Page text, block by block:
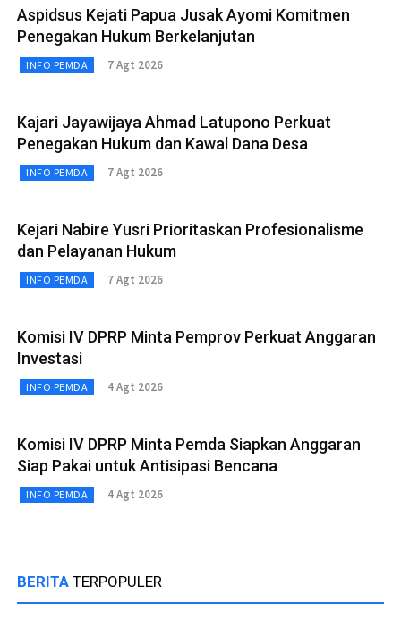
Aspidsus Kejati Papua Jusak Ayomi Komitmen
Penegakan Hukum Berkelanjutan
INFO PEMDA 7 Agt 2026
Kajari Jayawijaya Ahmad Latupono Perkuat
Penegakan Hukum dan Kawal Dana Desa
INFO PEMDA 7 Agt 2026
Kejari Nabire Yusri Prioritaskan Profesionalisme
dan Pelayanan Hukum
INFO PEMDA 7 Agt 2026
Komisi IV DPRP Minta Pemprov Perkuat Anggaran
Investasi
INFO PEMDA 4 Agt 2026
Komisi IV DPRP Minta Pemda Siapkan Anggaran
Siap Pakai untuk Antisipasi Bencana
INFO PEMDA 4 Agt 2026
BERITA TERPOPULER